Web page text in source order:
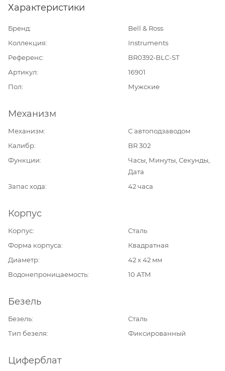
Характеристики
Бренд
Bell & Ross
Коллекция
Instruments
Референс
BR0392-BLC-ST
Артикул
16901
Пол
Мужские
Механизм
Механизм
С автоподзаводом
Калибр
BR 302
Функции
Часы, Минуты, Секунды,
Дата
Запас хода
42 часа
Корпус
Корпус
Сталь
Форма корпуса
Квадратная
Диаметр
42 х 42 мм
Водонепроницаемость
10 ATM
Безель
Безель
Сталь
Тип безеля
Фиксированный
Циферблат